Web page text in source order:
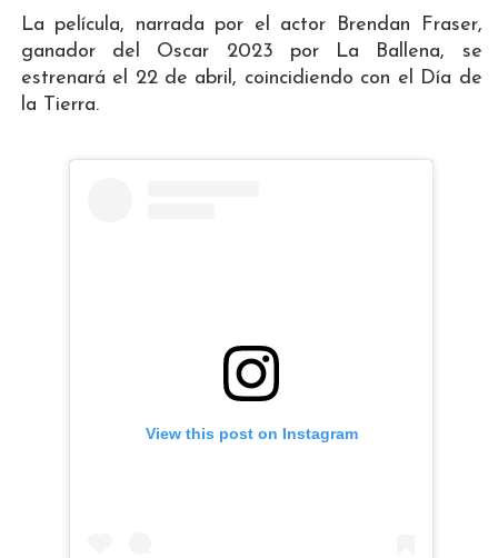
La película, narrada por el actor Brendan Fraser,
ganador del Oscar 2023 por La Ballena, se
estrenará el 22 de abril, coincidiendo con el Día de
la Tierra.
View this post on Instagram